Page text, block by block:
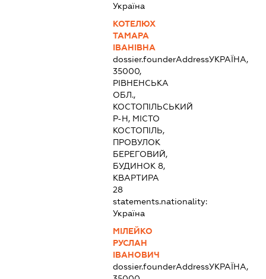
Україна
КОТЕЛЮХ
ТАМАРА
ІВАНІВНА
dossier.founderAddressУКРАЇНА,
35000,
РІВНЕНСЬКА
ОБЛ.,
КОСТОПІЛЬСЬКИЙ
Р-Н, МІСТО
КОСТОПІЛЬ,
ПРОВУЛОК
БЕРЕГОВИЙ,
БУДИНОК 8,
КВАРТИРА
28
statements.nationality:
Україна
МІЛЕЙКО
РУСЛАН
ІВАНОВИЧ
dossier.founderAddressУКРАЇНА,